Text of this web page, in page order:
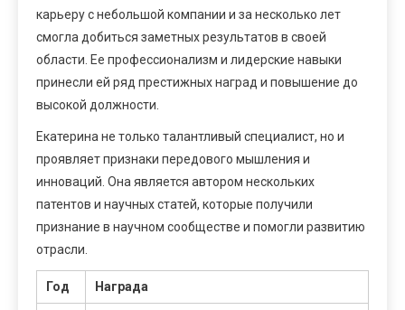
карьеру с небольшой компании и за несколько лет
смогла добиться заметных результатов в своей
области. Ее профессионализм и лидерские навыки
принесли ей ряд престижных наград и повышение до
высокой должности.
Екатерина не только талантливый специалист, но и
проявляет признаки передового мышления и
инноваций. Она является автором нескольких
патентов и научных статей, которые получили
признание в научном сообществе и помогли развитию
отрасли.
Год Награда